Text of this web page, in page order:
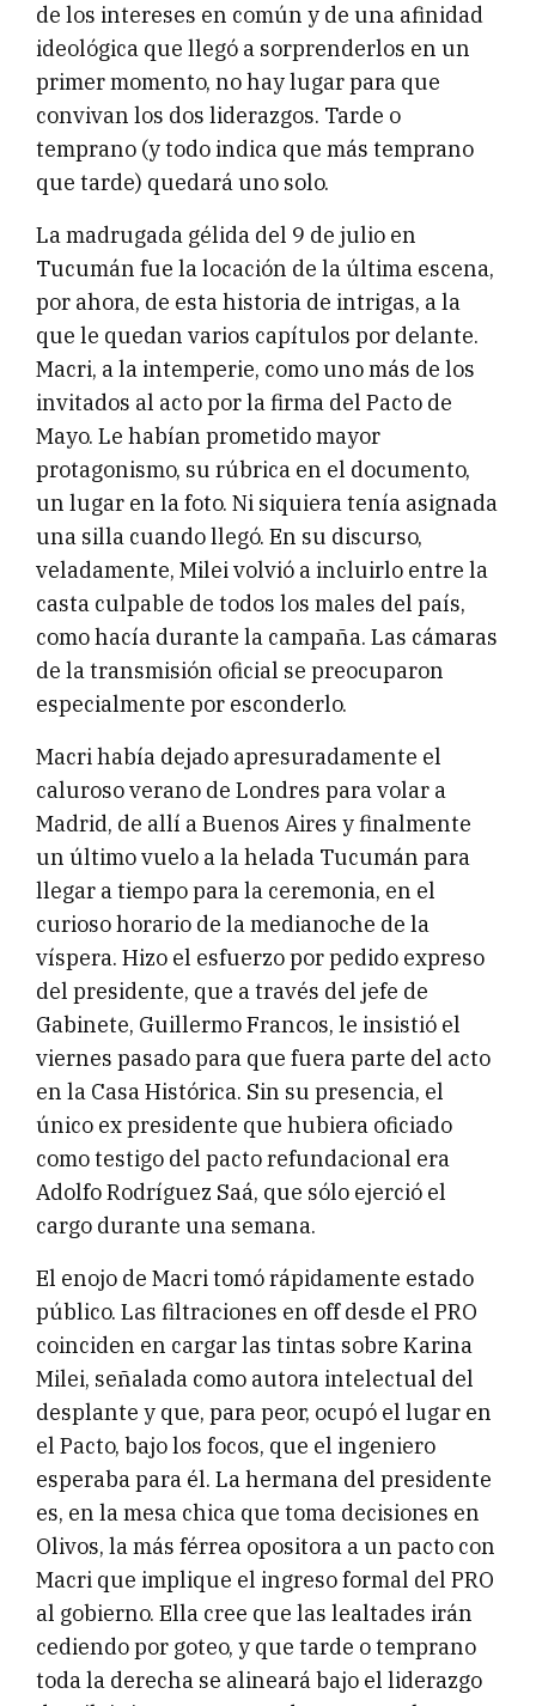
de los intereses en común y de una afinidad
ideológica que llegó a sorprenderlos en un
primer momento, no hay lugar para que
convivan los dos liderazgos. Tarde o
temprano (y todo indica que más temprano
que tarde) quedará uno solo.
La madrugada gélida del 9 de julio en
Tucumán fue la locación de la última escena,
por ahora, de esta historia de intrigas, a la
que le quedan varios capítulos por delante.
Macri, a la intemperie, como uno más de los
invitados al acto por la firma del Pacto de
Mayo. Le habían prometido mayor
protagonismo, su rúbrica en el documento,
un lugar en la foto. Ni siquiera tenía asignada
una silla cuando llegó. En su discurso,
veladamente, Milei volvió a incluirlo entre la
casta culpable de todos los males del país,
como hacía durante la campaña. Las cámaras
de la transmisión oficial se preocuparon
especialmente por esconderlo.
Macri había dejado apresuradamente el
caluroso verano de Londres para volar a
Madrid, de allí a Buenos Aires y finalmente
un último vuelo a la helada Tucumán para
llegar a tiempo para la ceremonia, en el
curioso horario de la medianoche de la
víspera. Hizo el esfuerzo por pedido expreso
del presidente, que a través del jefe de
Gabinete, Guillermo Francos, le insistió el
viernes pasado para que fuera parte del acto
en la Casa Histórica. Sin su presencia, el
único ex presidente que hubiera oficiado
como testigo del pacto refundacional era
Adolfo Rodríguez Saá, que sólo ejerció el
cargo durante una semana.
El enojo de Macri tomó rápidamente estado
público. Las filtraciones en off desde el PRO
coinciden en cargar las tintas sobre Karina
Milei, señalada como autora intelectual del
desplante y que, para peor, ocupó el lugar en
el Pacto, bajo los focos, que el ingeniero
esperaba para él. La hermana del presidente
es, en la mesa chica que toma decisiones en
Olivos, la más férrea opositora a un pacto con
Macri que implique el ingreso formal del PRO
al gobierno. Ella cree que las lealtades irán
cediendo por goteo, y que tarde o temprano
toda la derecha se alineará bajo el liderazgo